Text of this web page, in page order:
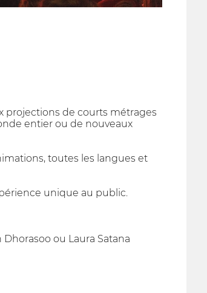
projections de courts métrages
entier ou de nouveaux
toutes les langues et
unique au public.
ou Laura Satana